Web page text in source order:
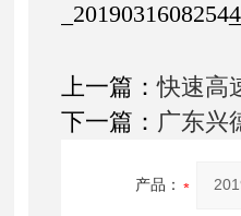
上一篇：快速高
下一篇： 广东兴
产品：